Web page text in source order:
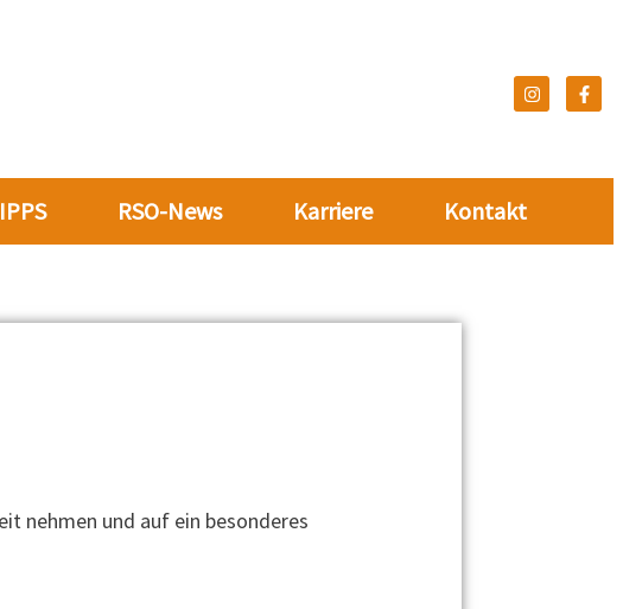
RSO-News Karriere Kontakt
nehmen und auf ein besonderes